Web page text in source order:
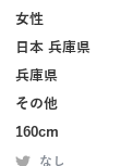
女性
日本 兵庫県
兵庫県
その他
160cm
なし